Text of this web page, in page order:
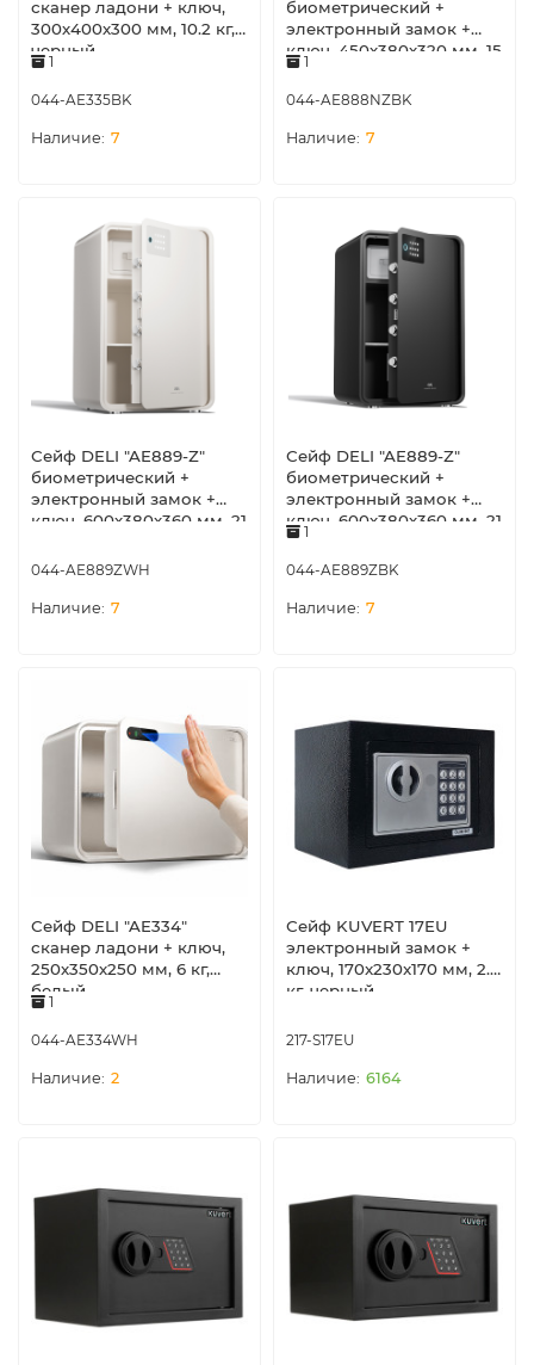
сканер ладони + ключ,
300х400х300 мм, 10.2 кг,
черный
1
044-AE335BK
7
биометрический +
электронный замок +
ключ, 450х380х320 мм, 15
кг, черный
1
044-AE888NZBK
7
Сейф DELI "AE889-Z"
биометрический +
электронный замок +
ключ, 600х380х360 мм, 21
044-AE889ZWH
7
Сейф DELI "AE889-Z"
биометрический +
электронный замок +
ключ, 600х380х360 мм, 21
кг, черный
1
044-AE889ZBK
7
Сейф DELI "AE334"
сканер ладони + ключ,
250х350х250 мм, 6 кг,
белый
1
044-AE334WH
2
Сейф KUVERT 17EU
электронный замок +
ключ, 170x230x170 мм, 2.5
кг, черный
217-S17EU
6164